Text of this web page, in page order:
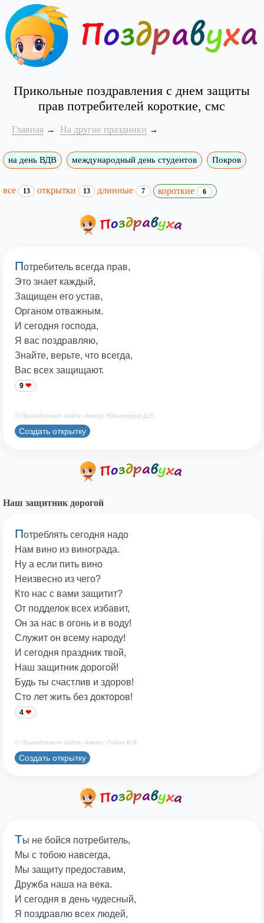
Прикольные поздравления с днем защиты
прав потребителей короткие, смс
Главная На другие праздники
на день ВДВ международный день студентов Покров
все 13 открытки 13 длинные 7 короткие 6
Потребитель всегда прав,
Это знает каждый,
Защищен его устав,
Органом отважным.
И сегодня господа,
Я вас поздравляю,
Знайте, верьте, что всегда,
Вас всех защищают.
9
© Принадлежит сайту. Автор: Юкалевских Д.В.
Создать открытку
Наш защитник дорогой
Потреблять сегодня надо
Нам вино из винограда.
Ну а если пить вино
Неизвесно из чего?
Кто нас с вами защитит?
От подделок всех избавит,
Он за нас в огонь и в воду!
Служит он всему народу!
И сегодня праздник твой,
Наш защитник дорогой!
Будь ты счастлив и здоров!
Сто лет жить без докторов!
4
© Принадлежит сайту. Автор: Родин В.В.
Создать открытку
Ты не бойся потребитель,
Мы с тобою навсегда,
Мы защиту предоставим,
Дружба наша на века.
И сегодня в день чудесный,
Я поздравлю всех людей,